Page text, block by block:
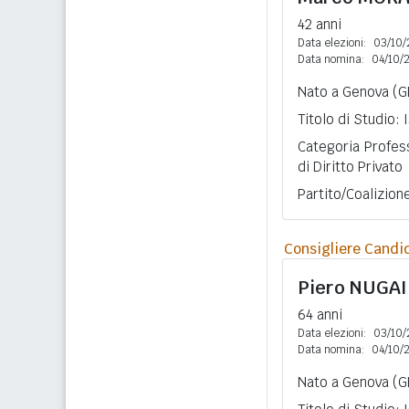
42 anni
Data elezioni:
03/10/
Data nomina:
04/10/
Nato a Genova
Titolo di Studio:
Categoria
di Diritto Privato
Partito/
Consigliere
Piero NUGAI
64 anni
Data elezioni:
03/10/
Data nomina:
04/10/
Nato a Genova